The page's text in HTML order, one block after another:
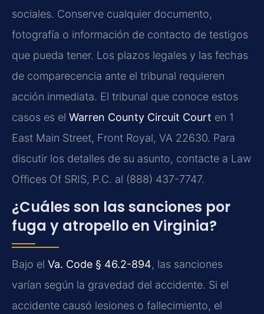
sociales. Conserve cualquier documento,
fotografía o información de contacto de testigos
que pueda tener. Los plazos legales y las fechas
de comparecencia ante el tribunal requieren
acción inmediata. El tribunal que conoce estos
casos es el Warren County Circuit Court en 1
East Main Street, Front Royal, VA 22630. Para
discutir los detalles de su asunto, contacte a Law
Offices Of SRIS, P.C. al (888) 437-7747.
¿Cuáles son las sanciones por
fuga y atropello en Virginia?
Bajo el Va. Code § 46.2-894, las sanciones
varían según la gravedad del accidente. Si el
accidente causó lesiones o fallecimiento, el